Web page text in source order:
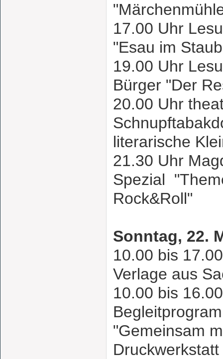
17.00 Uhr
"Esau im
19.00 Uhr
Bürger "Der
20.00 Uhr
literarische
21.30 Uhr
Spezial
Rock&Roll"
Sonntag, 22.
10.00 bis
Verlage aus
10.00 bis
"Gemeinsam
Druckwerkstatt